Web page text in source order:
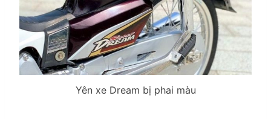
Yên xe Dream bị phai màu